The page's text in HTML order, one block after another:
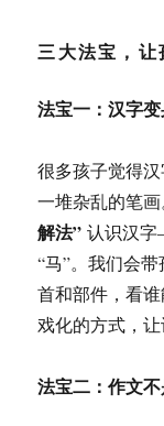
三大法宝，
法宝一：汉字
很多孩子觉得
一堆杂乱的笔
解法” 认识汉字
“马”。我们会
首和部件，看
戏化的方式，让
法宝二：作文